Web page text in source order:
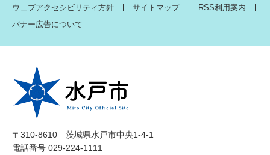
ウェブアクセシビリティ方針
サイトマップ
RSS利用案内
バナー広告について
〒310-8610 茨城県水戸市中央1-4-1
電話番号 029-224-1111